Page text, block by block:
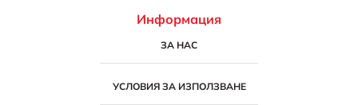
Информация
ЗА НАС
УСЛОВИЯ ЗА ИЗПОЛЗВАНЕ